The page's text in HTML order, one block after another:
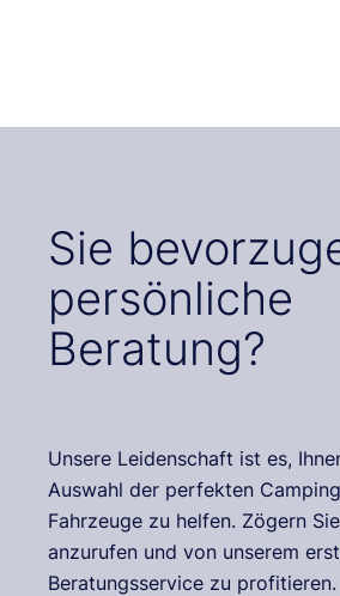
Sie
persönliche
Beratung?
Unsere Leidenschaft ist es,
Auswahl der perfekten
Fahrzeuge zu helfen. Zögern
anzurufen und von unserem
Beratungsservice zu profitieren.